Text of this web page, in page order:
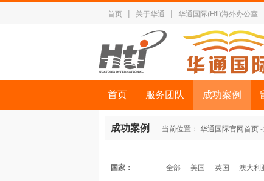
首页 | 关于华通 | 华通国际(Hti)海外办公室
首页 服务团队 成功案例
成功案例 当前位置： 华通国际官网首页
国家： 全部 美国 英国 澳大利